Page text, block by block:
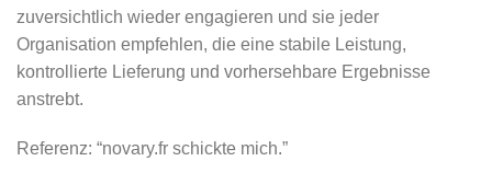
zuversichtlich wieder engagieren und sie jeder
Organisation empfehlen, die eine stabile Leistung,
kontrollierte Lieferung und vorhersehbare Ergebnisse
anstrebt.
Referenz: “novary.fr schickte mich.”